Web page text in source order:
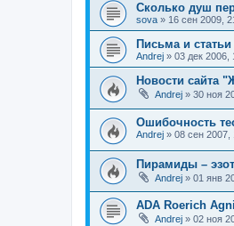
Сколько душ
sova » 16 сен 2009,
Письма и
Andrej » 03 дек 2006,
Новости сайта
Andrej » 30 ноя
Ошибочность
Andrej » 08 сен 2007,
Пирамиды –
Andrej » 01 янв
ADA Roerich
Andrej » 02 ноя